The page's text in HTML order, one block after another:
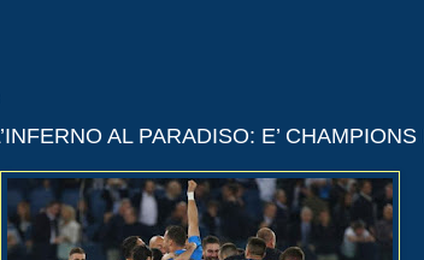
AL PARADISO: E’